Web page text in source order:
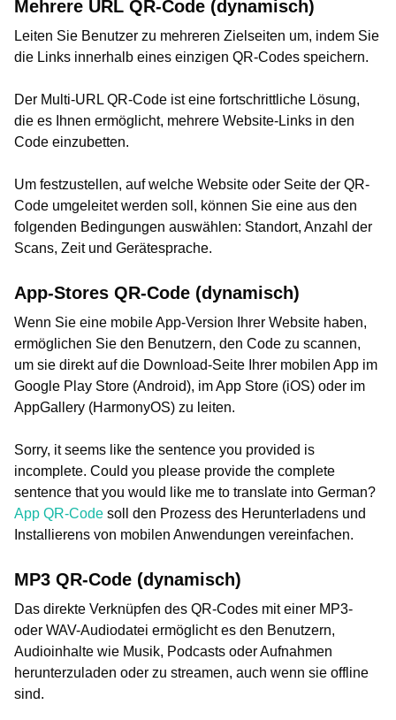
Mehrere URL QR-Code (dynamisch)
Leiten Sie Benutzer zu mehreren Zielseiten um, indem Sie
die Links innerhalb eines einzigen QR-Codes speichern.
Der Multi-URL QR-Code ist eine fortschrittliche Lösung,
die es Ihnen ermöglicht, mehrere Website-Links in den
Code einzubetten.
Um festzustellen, auf welche Website oder Seite der QR-
Code umgeleitet werden soll, können Sie eine aus den
folgenden Bedingungen auswählen: Standort, Anzahl der
Scans, Zeit und Gerätesprache.
App-Stores QR-Code (dynamisch)
Wenn Sie eine mobile App-Version Ihrer Website haben,
ermöglichen Sie den Benutzern, den Code zu scannen,
um sie direkt auf die Download-Seite Ihrer mobilen App im
Google Play Store (Android), im App Store (iOS) oder im
AppGallery (HarmonyOS) zu leiten.
Sorry, it seems like the sentence you provided is
incomplete. Could you please provide the complete
sentence that you would like me to translate into German?
App QR-Code soll den Prozess des Herunterladens und
Installierens von mobilen Anwendungen vereinfachen.
MP3 QR-Code (dynamisch)
Das direkte Verknüpfen des QR-Codes mit einer MP3-
oder WAV-Audiodatei ermöglicht es den Benutzern,
Audioinhalte wie Musik, Podcasts oder Aufnahmen
herunterzuladen oder zu streamen, auch wenn sie offline
sind.